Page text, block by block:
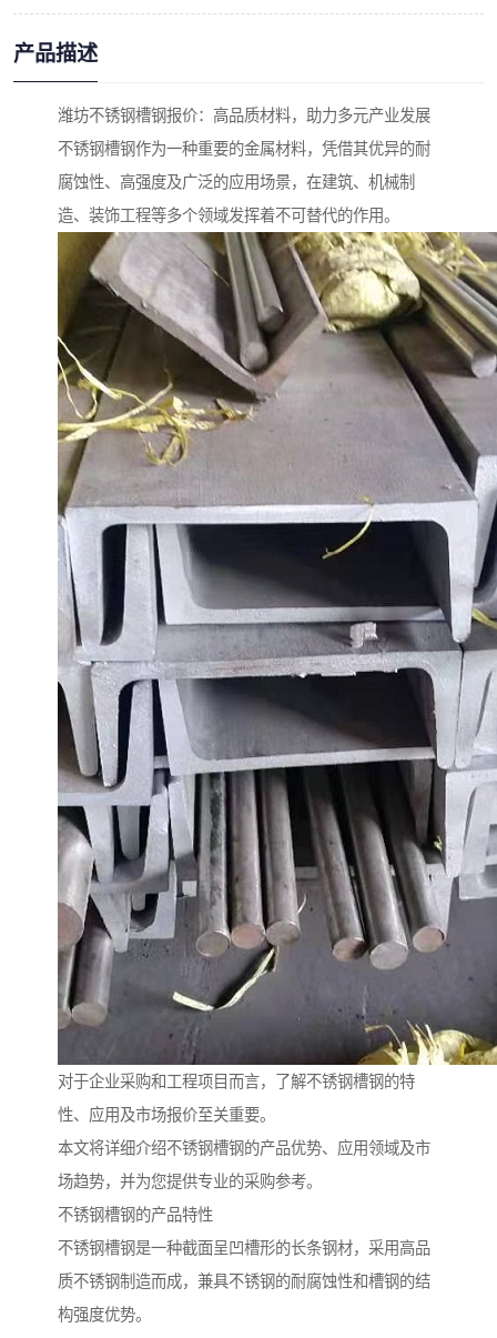
产品描述
潍坊不锈钢槽钢报价：高品质材料，助力多元产业发展
不锈钢槽钢作为一种重要的金属材料，凭借其优异的耐
腐蚀性、高强度及广泛的应用场景，在建筑、机械制
造、装饰工程等多个领域发挥着不可替代的作用。
对于企业采购和工程项目而言，了解不锈钢槽钢的特
性、应用及市场报价至关重要。
本文将详细介绍不锈钢槽钢的产品优势、应用领域及市
场趋势，并为您提供专业的采购参考。
不锈钢槽钢的产品特性
不锈钢槽钢是一种截面呈凹槽形的长条钢材，采用高品
质不锈钢制造而成，兼具不锈钢的耐腐蚀性和槽钢的结
构强度优势。